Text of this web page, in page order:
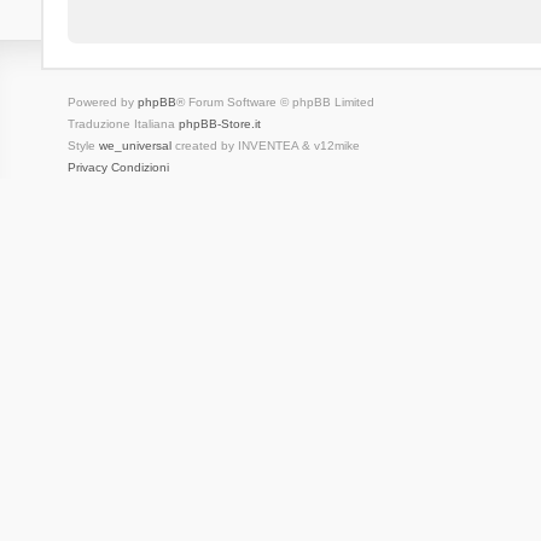
Powered by phpBB® Forum Software © phpBB Limited
Traduzione Italiana phpBB-Store.it
Style we_universalcreated by INVENTEA & v12mike
Privacy Condizioni